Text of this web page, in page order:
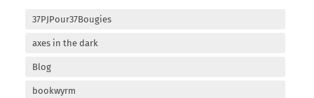
37PJPour37Bougies
axes in the dark
Blog
bookwyrm